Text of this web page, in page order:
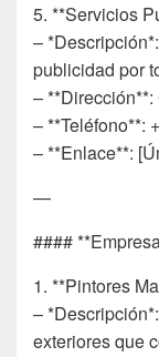
5. **Servicios
–
publicidad por
–
– **Teléfono**:
– **Enlace**:
—
####
1. **Pintores
–
exteriores que